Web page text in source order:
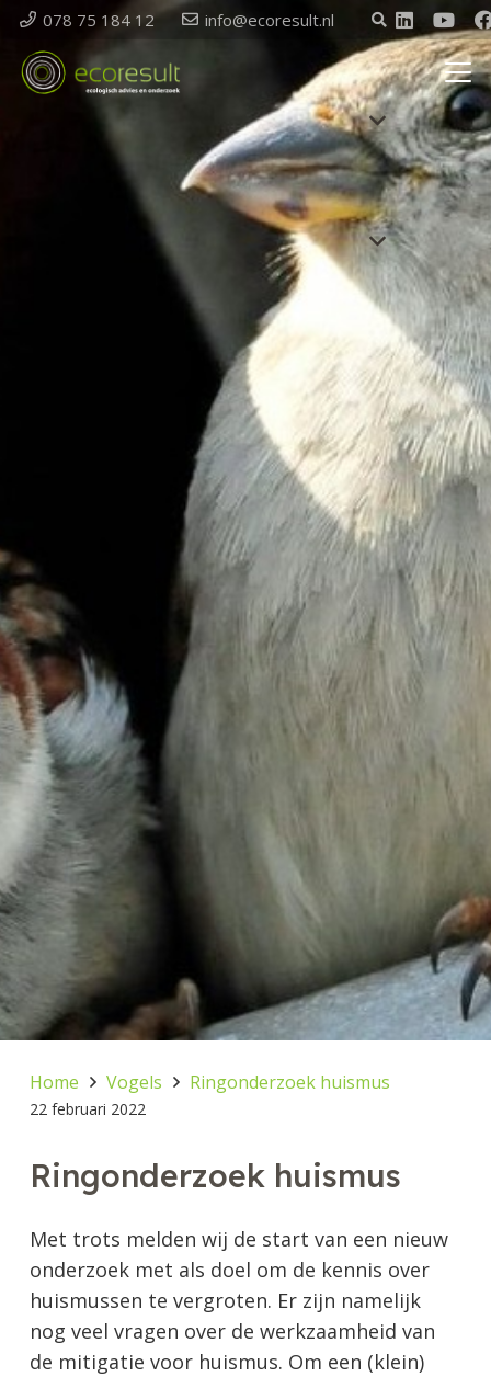
078 75 184 12 info@ecoresult.nl
Home Vogels Ringonderzoek huismus
22 februari 2022
Ringonderzoek huismus
Met trots melden wij de start van een nieuw
onderzoek met als doel om de kennis over
huismussen te vergroten. Er zijn namelijk
nog veel vragen over de werkzaamheid van
de mitigatie voor huismus. Om een (klein)